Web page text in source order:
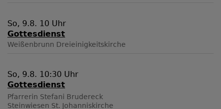
So, 9.8. 10 Uhr
Gottesdienst
Weißenbrunn Dreieinigkeitskirche
So, 9.8. 10:30 Uhr
Gottesdienst
Pfarrerin Stefani Brudereck
Steinwiesen St. Johanniskirche